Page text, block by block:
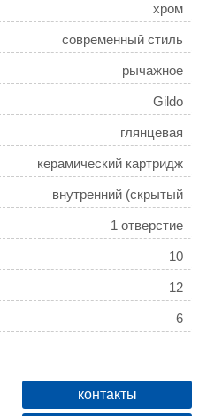
хром
современный стиль
рычажное
Gildo
глянцевая
керамический картридж
внутренний (скрытый
монтаж)
1 отверстие
10
12
6
нет
нет
контакты